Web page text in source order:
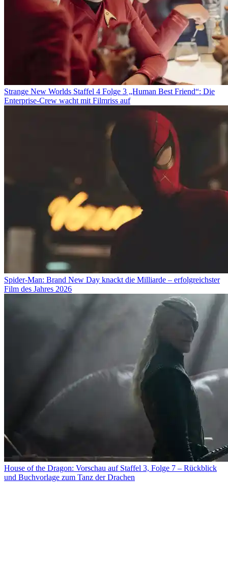
Strange New Worlds Staffel 4 Folge 3 „Human Best Friend“: Die
Enterprise-Crew wacht mit Filmriss auf
Spider-Man: Brand New Day knackt die Milliarde – erfolgreichster
Film des Jahres 2026
House of the Dragon: Vorschau auf Staffel 3, Folge 7 – Rückblick
und Buchvorlage zum Tanz der Drachen